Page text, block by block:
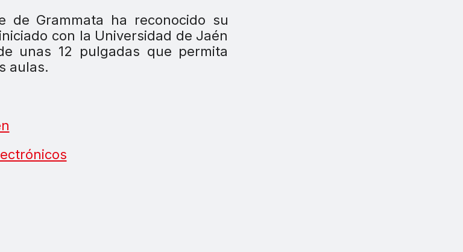
de Grammata ha reconocido su
con la Universidad de Jaén
unas 12 pulgadas que permita
aulas.